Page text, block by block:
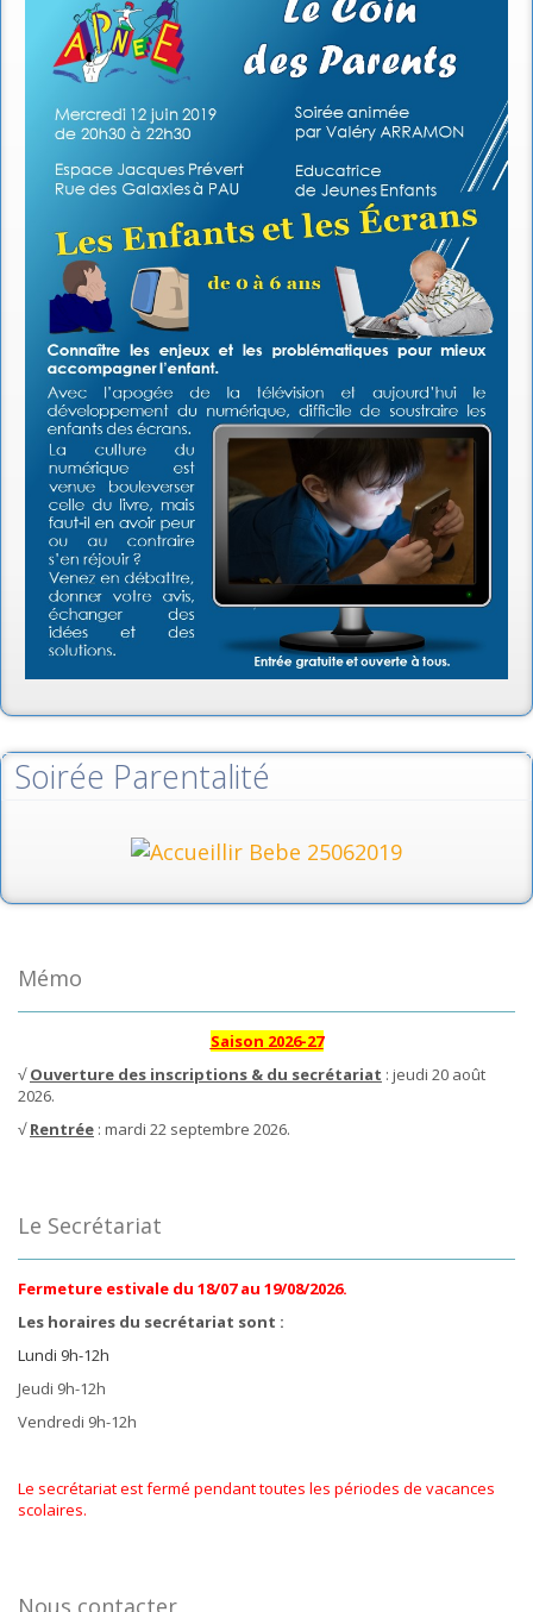
Soirée Parentalité
Mémo
Saison 2026-27
√Ouverture des inscriptions & du secrétariat : jeudi 20 août
2026.
√Rentrée : mardi 22 septembre 2026.
Le Secrétariat
Fermeture estivale du 18/07 au 19/08/2026.
Les horaires du secrétariat sont :
Lundi 9h-12h
Jeudi 9h-12h
Vendredi 9h-12h
Le secrétariat est fermé pendant toutes les périodes de vacances
scolaires.